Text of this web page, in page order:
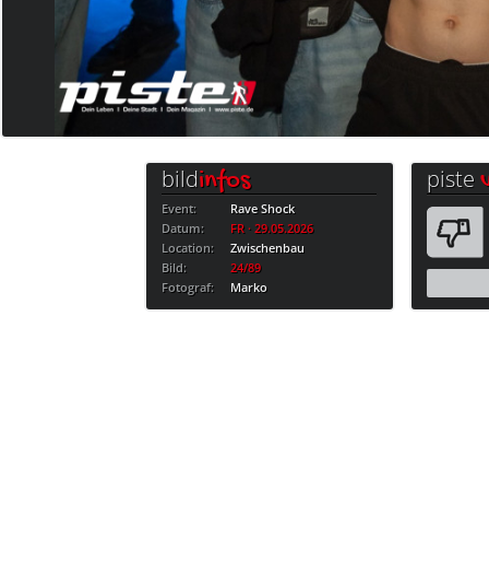
bildinfos
Event:
Rave Shock
Datum:
FR · 29.05.2026
Location:
Zwischenbau
Bild:
24/89
Fotograf:
Marko
piste